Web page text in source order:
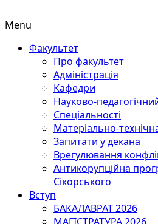
Menu
Факультет
Про факультет
Адміністрація
Кафедри
Науково-
Спеціальності
Матеріально-
Запитати у декана
Врегулювання
Антикорупційна
Сікорського
Вступ
БАКАЛАВРАТ 2026